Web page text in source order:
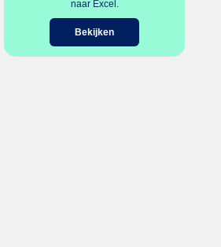
naar Excel.
Bekijken